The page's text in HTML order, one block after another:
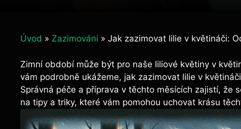
Úvod » Zazimování » Jak zazimovat lilie v květináči:
Zimní období může být pro naše liliové květiny v
vám podrobně ukážeme, jak zazimovat lilie v
Správná péče a příprava v těchto měsících zajistí, že
na tipy a triky, které vám pomohou uchovat krásu